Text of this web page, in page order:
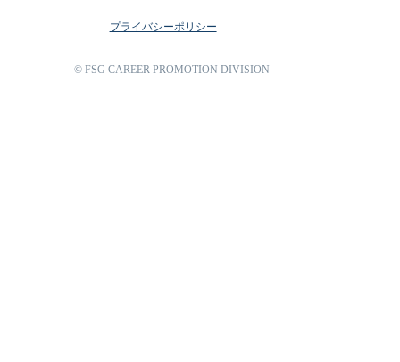
プライバシーポリシー
© FSG CAREER PROMOTION DIVISION